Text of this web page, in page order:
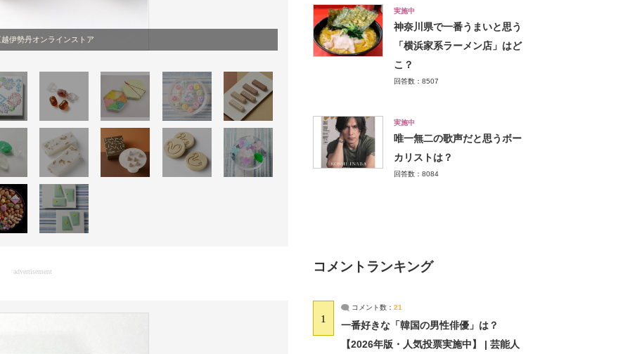
伊勢丹オンラインストア
advertisement
実施中
神奈川県で一番うまいと思う
「横浜家系ラーメン店」はど
こ？
回答数：8507
実施中
唯一無二の歌声だと思うボー
カリストは？
回答数：8084
コメントランキング
1
コメント数： 21
一番好きな「韓国の男性俳優」は？
【2026年版・人気投票実施中】 | 芸能人